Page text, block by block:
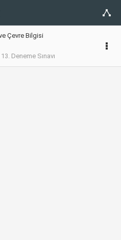
Çevre Bilgisi
Deneme Sınavı